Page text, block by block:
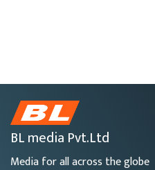
BL media Pvt.Ltd
Media for all across the globe